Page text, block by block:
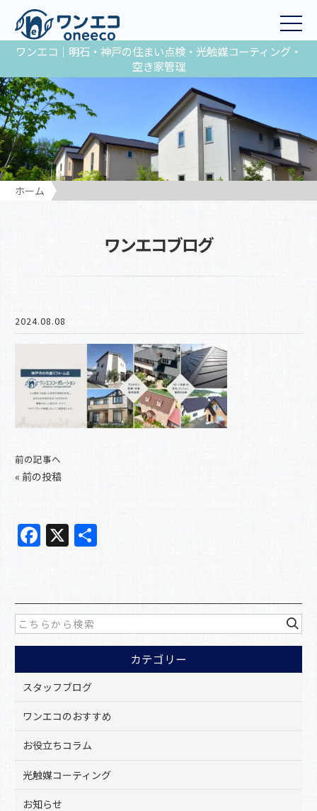
ワンエコ｜明石・神戸の住まい点検・光触媒コーティング・
空き家管理
ホーム
ワンエコブログ
2024.08.08
前の記事へ
« 前の投稿
F
a
e
b
o
o
k
X
カテゴリー
スタッフブログ
ワンエコのおすすめ
お役立ちコラム
光触媒コーティング
お知らせ